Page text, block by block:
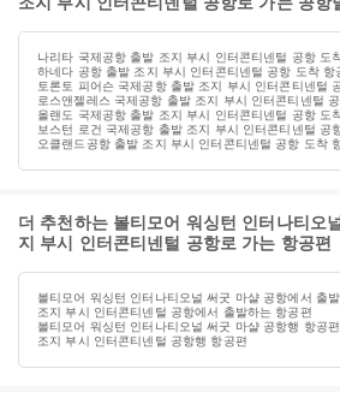
나리타 국제공항 출발 조지 부시 인터콘티넨털 공항 도
하네다 공항 출발 조지 부시 인터콘티넨털 공항 도착 항
토론토 피어슨 국제공항 출발 조지 부시 인터콘티넨털
로스앤젤레스 국제공항 출발 조지 부시 인터콘티넨털
올랜도 국제공항 출발 조지 부시 인터콘티넨털 공항 도
보스턴 로건 국제공항 출발 조지 부시 인터콘티넨털 공
오클랜드공항 출발 조지 부시 인터콘티넨털 공항 도착
더 추천하는 볼티모어 워싱턴 인터나티오
지 부시 인터콘티넨털 공항로 가는 항공편
볼티모어 워싱턴 인터나티오널 써굿 마샬 공항에서 출
조지 부시 인터콘티넨털 공항에서 출발하는 항공편
볼티모어 워싱턴 인터나티오널 써굿 마샬 공항행 항공편
조지 부시 인터콘티넨털 공항행 항공편